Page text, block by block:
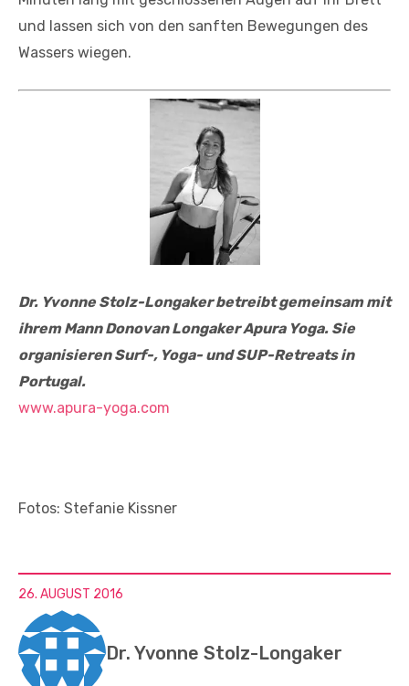
und lassen sich von den sanften Bewegungen des
Wassers wiegen.
Dr. Yvonne Stolz-Longaker betreibt gemeinsam mit
ihrem Mann Donovan Longaker Apura Yoga. Sie
organisieren Surf-, Yoga- und SUP-Retreats in
Portugal.
www.apura-yoga.com
Fotos: Stefanie Kissner
26. AUGUST 2016
Dr. Yvonne Stolz-Longaker